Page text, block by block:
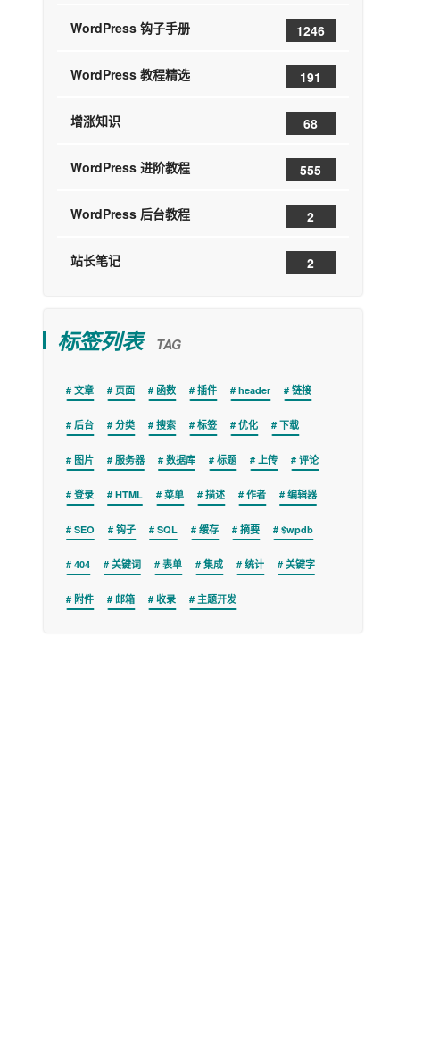
WordPress 钩子手册 1246
WordPress 教程精选 191
增涨知识 68
WordPress 进阶教程 555
WordPress 后台教程 2
站长笔记 2
标签列表 TAG
文章 页面 函数 插件 header 链接
后台 分类 搜索 标签 优化 下载
图片 服务器 数据库 标题 上传 评论
登录 HTML 菜单 描述 作者 编辑器
SEO 钩子 SQL 缓存 摘要 $wpdb
404 关键词 表单 集成 统计 关键字
附件 邮箱 收录 主题开发